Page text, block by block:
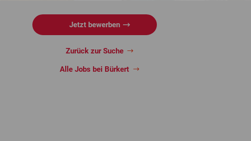
Jetzt bewerben
Zurück zur Suche
Alle Jobs bei Bürkert